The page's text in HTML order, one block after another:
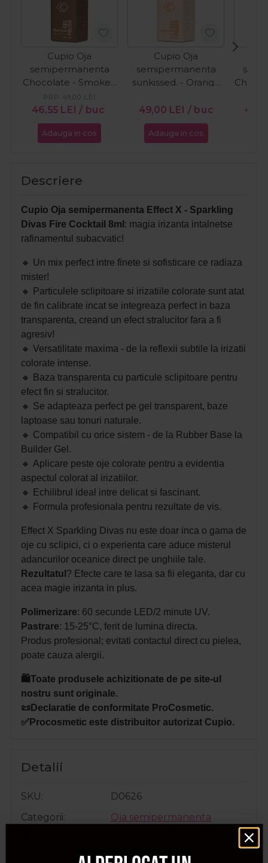
Cupio Oja
semipermanenta
Chocolate - Smoked
Cacao 15ml
46,55 LEI / buc
PRP: 49,00 LEI
Adauga in cos
Cupio Oja
semipermanenta
sunkissed. - Orange
49,00 LEI / buc
Adauga in cos
Descriere
Cupio Oja semipermanenta Effect X - Sparkling
Divas Fire Cocktail 8ml : magia irizanta intalnetse
rafinamentul subacvatic!
🔸 Un mix perfect intre finete si sofisticare ce radiaza
mister!
🔸
Particulele sclipitoare si irizatiile colorate sunt atat
de fin calibrate incat se integreaza perfect in baza
transparenta, creand un efect stralucitor fara a fi
agresiv!
🔸 Versatilitate maxima - de la reflexii subtile la irizatii
colorate intense.
🔸
Baza transparenta cu particule sclipitoare pentru
efect fin si stralucitor.
🔸 Se adapteaza perfect pe gel transparent, baze
laptoase sau tonuri naturale.
🔸 Compatibil cu orice sistem - de la Rubber Base la
Builder Gel.
🔸 Aplicare peste oje colorate pentru a evidentia
aspectul colorat al irizatiilor.
🔸
Echilibrul ideal intre delicat si fascinant.
🔸
Formula profesionala pentru rezultate de vis.
Effect X Sparkling Divas nu este doar inca o gama de
oje cu sclipici, ci o experienta care aduce misterul
adancurilor oceanice direct pe unghiile tale.
Rezultatul ? Efecte care te lasa sa fii eleganta, dar cu
acea magie irizanta in plus.
Polimerizare: 60 secunde LED/2 minute UV.
Pastrare: 15-25°C, ferit de lumina directa.
Produs profesional; evitati contactul direct cu pielea,
poate cauza alergii.
🛍️Toate produsele achizitionate de pe site-ul
nostru sunt originale.
📜Declaratie de conformitate ProCosmetic.
✅Procosmetic este distribuitor autorizat Cupio.
Detalii
SKU
D0626
Categorii
Oja semipermanenta